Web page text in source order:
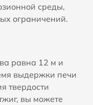
среды,
ограничений.
равна 12 м и
выдержки печи
твердости
вы можете